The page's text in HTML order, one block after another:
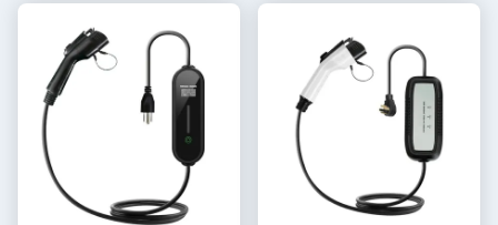
aux voitures de marque
multiple Pistolet de charge
de véhicule
énergie pour toutes les
voitures électriques Stations
de charge portables